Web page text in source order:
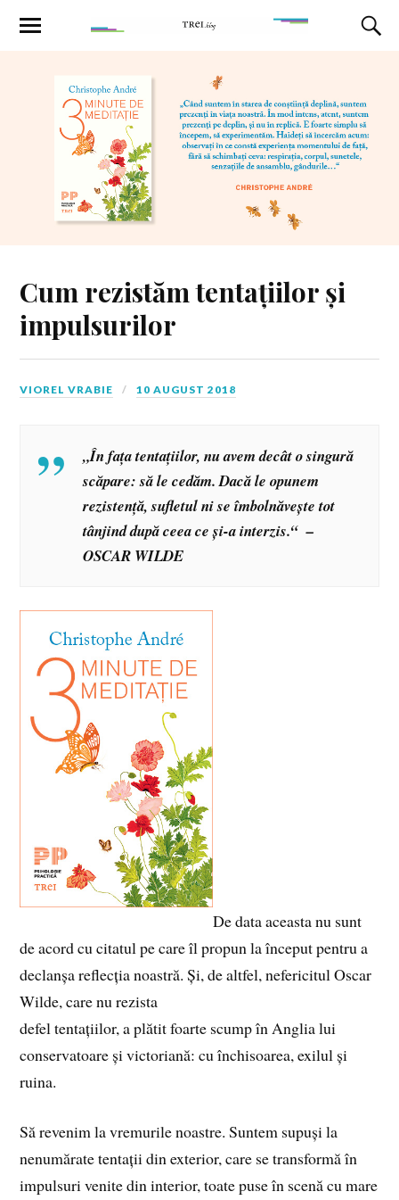
Cum rezistăm tentațiilor și
impulsurilor
VIOREL VRABIE 10 AUGUST 2018
„În fața tentațiilor, nu avem decât o singură
scăpare: să le cedăm. Dacă le opunem
rezistență, sufletul ni se îmbolnăvește tot
tânjind după ceea ce și-a interzis.“ –
OSCAR WILDE
De data aceasta nu sunt
de acord cu citatul pe care îl propun la început pentru a
declanșa reflecția noastră. Și, de altfel, nefericitul Oscar
Wilde, care nu rezista
defel tentațiilor, a plătit foarte scump în Anglia lui
conservatoare și victoriană: cu închisoarea, exilul și
ruina.
Să revenim la vremurile noastre. Suntem supuși la
nenumărate tentații din exterior, care se transformă în
impulsuri venite din interior, toate puse în scenă cu mare